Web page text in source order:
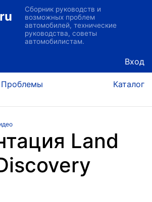
Сборник руководств и
возможных проблем
автомобилей, технические
руководства, советы
автомобилистам.
Вход
Проблемы Каталог
Land